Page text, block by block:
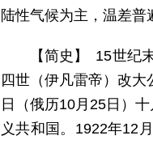
陆性气候为主，温差
【简史】 15世纪
四世（伊凡雷帝）改
日（俄历10月25日）
义共和国。1922年12